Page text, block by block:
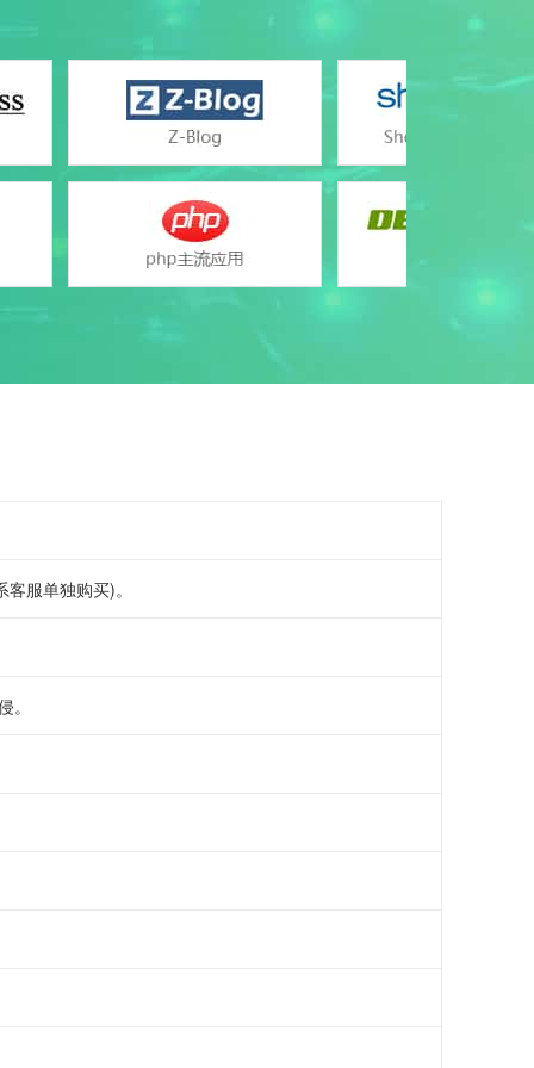
PHP（版本5.2/5.3/5.4/5.5/5.6/7.0/7.1/7.2）、
HTML、cgi
Apache2.4
支持
不支持
服单独购买)。